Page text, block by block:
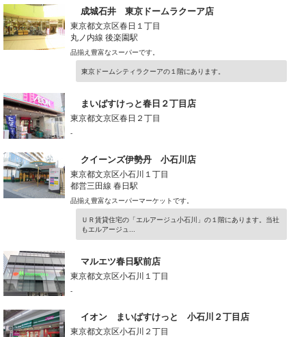
成城石井 東京ドームラクーア店
東京都文京区春日１丁目
丸ノ内線 後楽園駅
品揃え豊富なスーパーです。
東京ドームシティラクーアの１階にあります。
まいばすけっと春日２丁目店
東京都文京区春日２丁目
-
クイーンズ伊勢丹 小石川店
東京都文京区小石川１丁目
都営三田線 春日駅
品揃え豊富なスーパーマーケットです。
ＵＲ賃貸住宅の「エルアージュ小石川」の１階にあります。当社
もエルアージュ...
マルエツ春日駅前店
東京都文京区小石川１丁目
-
イオン まいばすけっと 小石川２丁目店
東京都文京区小石川２丁目